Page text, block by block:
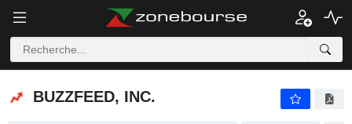
BUZZFEED, INC.
BUZZFEED, INC.